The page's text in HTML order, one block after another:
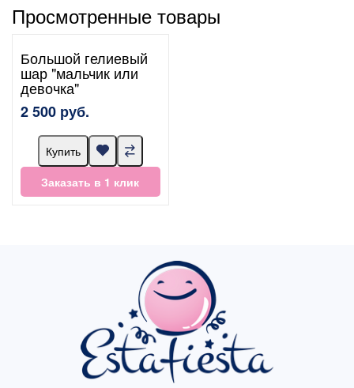
Просмотренные товары
Большой гелиевый
шар "мальчик или
девочка"
2 500 руб.
Купить
Заказать в 1 клик